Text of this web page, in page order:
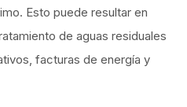
Esto puede resultar en
de aguas residuales
facturas de energía y